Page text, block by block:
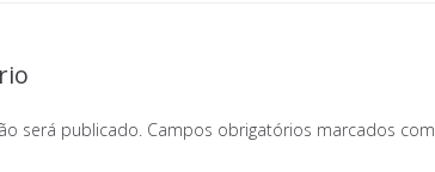
será publicado. Campos obrigatórios marcados com